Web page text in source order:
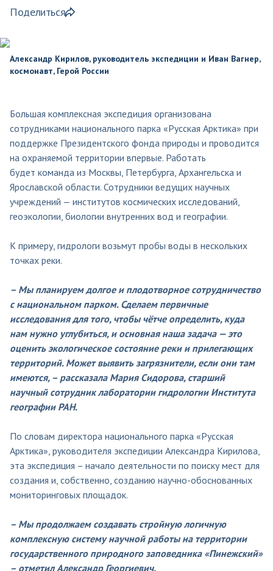
Поделиться
Александр Кирилов, руководитель экспедиции и Иван Вагнер,
космонавт, Герой России
Большая комплексная экспедиция организована
сотрудниками национального парка «Русская Арктика» при
поддержке Президентского фонда природы и проводится
на охраняемой территории впервые. Работать
будет команда из Москвы, Петербурга, Архангельска и
Ярославской области. Сотрудники ведущих научных
учреждений — институтов космических исследований,
геоэкологии, биологии внутренних вод и географии.
К примеру, гидрологи возьмут пробы воды в нескольких
точках реки.
– Мы планируем долгое и плодотворное сотрудничество
с национальном парком. Сделаем первичные
исследования для того, чтобы чётче определить, куда
нам нужно углубиться, и основная наша задача — это
оценить экологическое состояние реки и прилегающих
территорий. Может выявить загрязнители, если они там
имеются, – рассказала Мария Сидорова, старший
научный сотрудник лаборатории гидрологии Института
географии РАН.
По словам директора национального парка «Русская
Арктика», руководителя экспедиции Александра Кирилова,
эта экспедиция – начало деятельности по поиску мест для
создания и, собственно, созданию научно-обоснованных
мониторинговых площадок.
– Мы продолжаем создавать стройную логичную
комплексную систему научной работы на территории
государственного природного заповедника «Пинежский»
– отметил Александр Георгиевич.